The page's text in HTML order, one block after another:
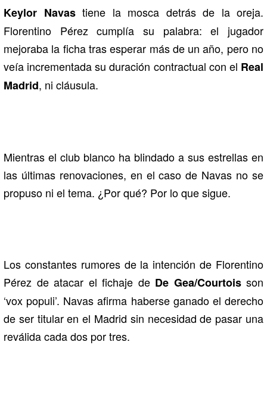
Keylor Navastiene la mosca detrás de la oreja.
Florentino Pérez cumplía su palabra: el jugador
mejoraba la ficha tras esperar más de un año, pero no
veía incrementada su duración contractual con el Real
Madrid, ni cláusula.
Mientras el club blanco ha blindado a sus estrellas en
las últimas renovaciones, en el caso de Navas no se
propuso ni el tema. ¿Por qué? Por lo que sigue.
Los constantes rumores de la intención de Florentino
Pérez de atacar el fichaje de De Gea/Courtoisson
‘vox populi’. Navas afirma haberse ganado el derecho
de ser titular en el Madrid sin necesidad de pasar una
reválida cada dos por tres.